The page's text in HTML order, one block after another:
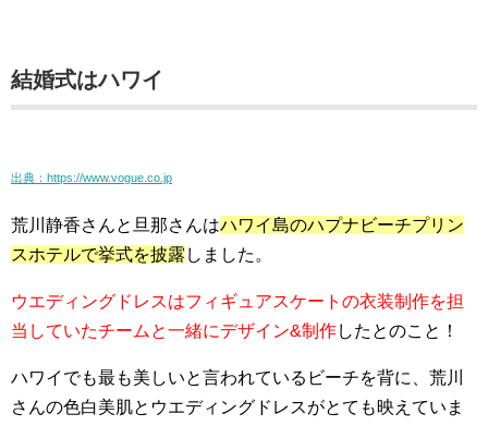
結婚式はハワイ
出典：https://www.vogue.co.jp
荒川静香さんと旦那さんはハワイ島のハプナビーチプリン
スホテルで挙式を披露 しました。
ウエディングドレスはフィギュアスケートの衣装制作を担
当していたチームと一緒にデザイン&制作したとのこと！
ハワイでも最も美しいと言われているビーチを背に、荒川
さんの色白美肌とウエディングドレスがとても映えていま